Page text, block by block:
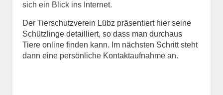
sich ein Blick ins Internet.
Der Tierschutzverein Lübz präsentiert hier seine
Schützlinge detailliert, so dass man durchaus
Tiere online finden kann. Im nächsten Schritt steht
dann eine persönliche Kontaktaufnahme an.